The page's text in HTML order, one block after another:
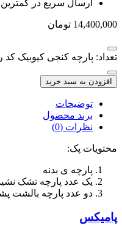
ارسال سریع در
14,400,000 تومان
تعداد: پارچه کنجی کیوبیک کد رنگ
افزودن به سبد خرید
توضیحات
برند محصول
نظرات (0)
محتویات پک:
پارچه ی بدنه
یک عدد پارچه تشک
دو عدد پارچه بالشت
پامیکس